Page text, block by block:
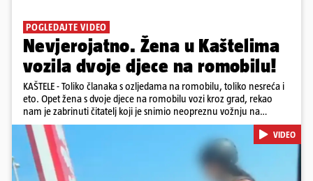
POGLEDAJTE VIDEO
Nevjerojatno. Žena u Kaštelima
vozila dvoje djece na romobilu!
KAŠTELE - Toliko članaka s ozljedama na romobilu, toliko nesreća i
eto. Opet žena s dvoje djece na romobilu vozi kroz grad, rekao
nam je zabrinuti čitatelj koji je snimio neopreznu vožnju na
romobilu u četvrtak prijepodne kroz Kaštele. Podsjetimo, mjesec i
pol od smrti dječaka (14) u Metkoviću, pad s električnog romobila
odnio je još jedan mladi život. Unatoč naporima liječnika KBC-a
Zagreb, u ponedjeljak maloljetnik je podlegao ozljedama
zadobivenima u padu s romobila.
VIDEO